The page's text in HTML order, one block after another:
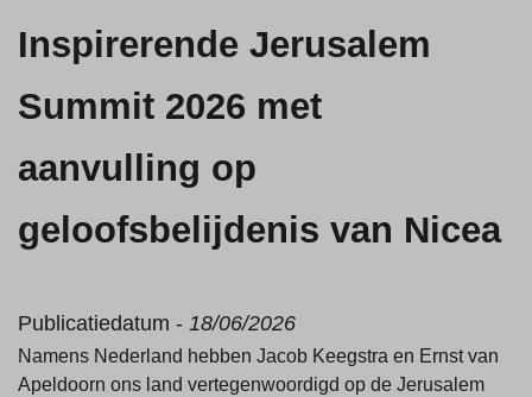
Inspirerende Jerusalem
Summit 2026 met
aanvulling op
geloofsbelijdenis van Nicea
Publicatiedatum - 18/06/2026
Namens Nederland hebben Jacob Keegstra en Ernst van
Apeldoorn ons land vertegenwoordigd op de Jerusalem